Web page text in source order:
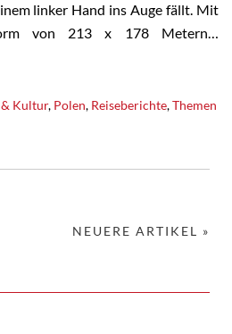
linker Hand ins Auge fällt. Mit
von 213 x 178 Metern…
Kultur, Polen, Reiseberichte,Themen
NEUERE ARTIKEL »